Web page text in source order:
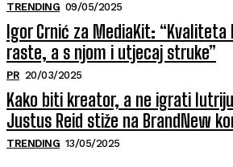
TRENDING 09/05/2025
Igor Crnić za MediaKit: “Kvaliteta
raste, a s njom i utjecaj struke”
PR 20/03/2025
Kako biti kreator, a ne igrati
Justus Reid stiže na BrandNew
TRENDING 13/05/2025